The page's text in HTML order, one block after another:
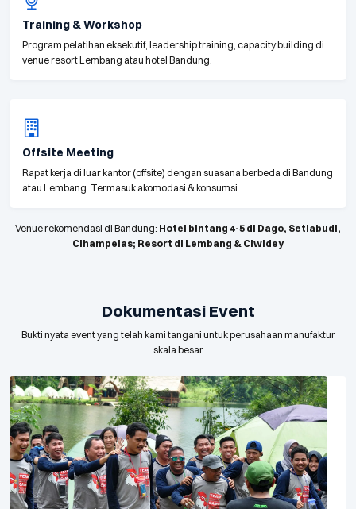
Training & Workshop
Program pelatihan eksekutif, leadership training, capacity building di
venue resort Lembang atau hotel Bandung.
Offsite Meeting
Rapat kerja di luar kantor (offsite) dengan suasana berbeda di Bandung
atau Lembang. Termasuk akomodasi & konsumsi.
Venue rekomendasi di Bandung: Hotel bintang 4-5 di Dago, Setiabudi,
Cihampelas; Resort di Lembang & Ciwidey
Dokumentasi Event
Bukti nyata event yang telah kami tangani untuk perusahaan manufaktur
skala besar